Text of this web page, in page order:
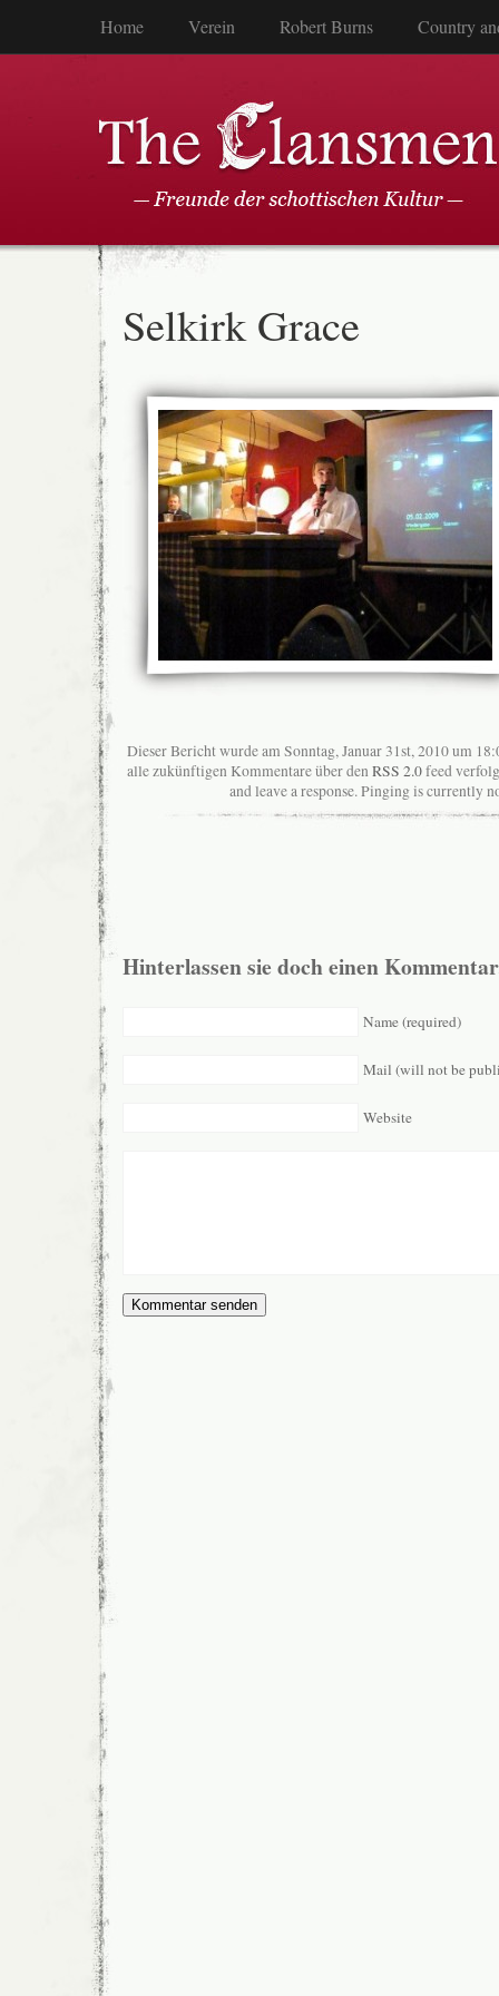
Home Verein Robert Burns Country
Selkirk Grace
Dieser Bericht wurde am Sonntag, Januar 31st, 2010 um
alle zukünftigen Kommentare über denRSS 2.0feed
and leave a response. Pinging is currently
Hinterlassen sie doch einen
Name (required)
Mail (will not be
Website